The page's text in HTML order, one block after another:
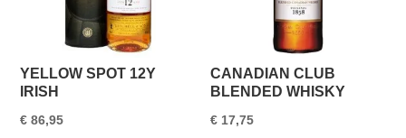
YELLOW SPOT 12Y
IRISH
€ 86,95
CANADIAN CLUB
BLENDED WHISKY
€ 17,75